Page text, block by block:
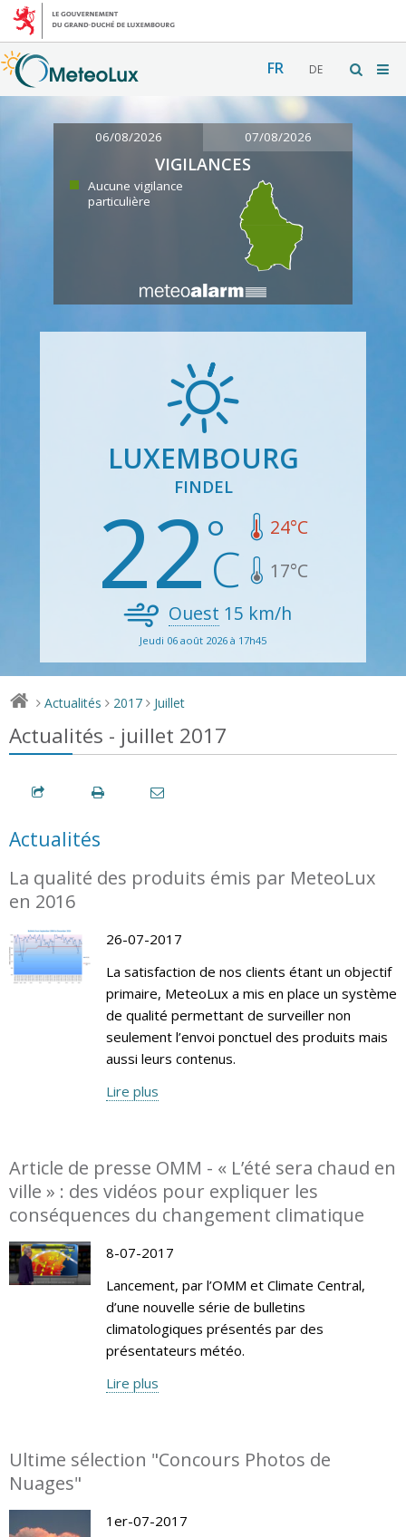
FR DE
06/08/2026 07/08/2026
VIGILANCES
Aucune vigilance
particulière
LUXEMBOURG
FINDEL
22 24°C
17°C
Ouest 15 km/h
Jeudi 06 août 2026 à 17h45
> Actualités > 2017 > Juillet
Actualités - juillet 2017
Actualités
La qualité des produits émis par MeteoLux
en 2016
26-07-2017
La satisfaction de nos clients étant un objectif
primaire, MeteoLux a mis en place un système
de qualité permettant de surveiller non
seulement l’envoi ponctuel des produits mais
aussi leurs contenus.
Lire plus
Article de presse OMM - « L’été sera chaud en
ville » : des vidéos pour expliquer les
conséquences du changement climatique
8-07-2017
Lancement, par l’OMM et Climate Central,
d’une nouvelle série de bulletins
climatologiques présentés par des
présentateurs météo.
Lire plus
Ultime sélection "Concours Photos de
Nuages"
1er-07-2017